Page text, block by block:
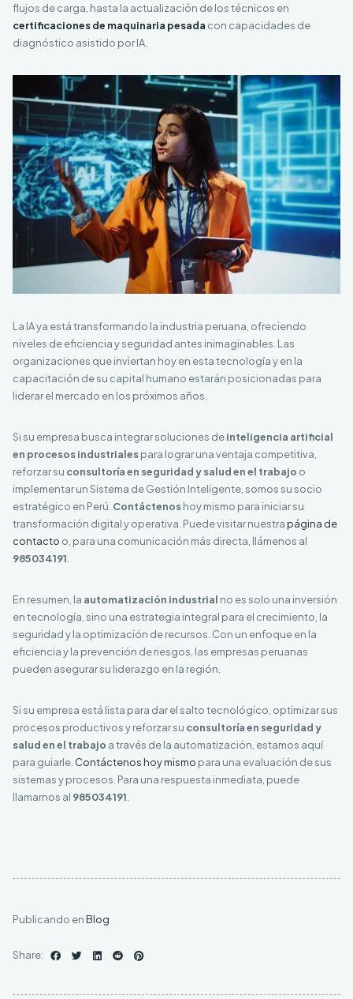
flujos de carga, hasta la actualización de los técnicos en
certificaciones de maquinaria pesada con capacidades de
diagnóstico asistido por IA.
La IA ya está transformando la industria peruana, ofreciendo
niveles de eficiencia y seguridad antes inimaginables. Las
organizaciones que inviertan hoy en esta tecnología y en la
capacitación de su capital humano estarán posicionadas para
liderar el mercado en los próximos años.
Si su empresa busca integrar soluciones deinteligencia artificial
en procesos industrialespara lograr una ventaja competitiva,
reforzar su consultoría en seguridad y salud en el trabajo o
implementar un Sistema de Gestión Inteligente, somos su socio
estratégico en Perú. Contáctenoshoy mismo para iniciar su
transformación digital y operativa. Puede visitar nuestra página de
contacto o, para una comunicación más directa, llámenos al
985034191
En resumen, la automatización industrial no es solo una inversión
en tecnología, sino una estrategia integral para el crecimiento, la
seguridad y la optimización de recursos. Con un enfoque en la
eficiencia y la prevención de riesgos, las empresas peruanas
pueden asegurar su liderazgo en la región.
Si su empresa está lista para dar el salto tecnológico, optimizar sus
procesos productivos y reforzar su consultoría en seguridad y
salud en el trabajo a través de la automatización, estamos aquí
para guiarle. Contáctenos hoy mismo para una evaluación de sus
sistemas y procesos. Para una respuesta inmediata, puede
llamarnos al 985034191
Publicando en Blog
Share: